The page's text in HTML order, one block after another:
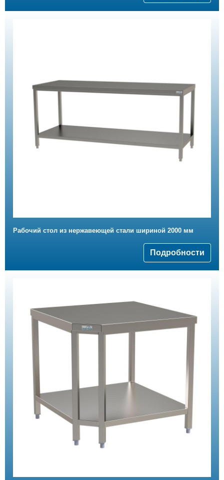
Рабочий стол из нержавеющей стали шириной 2000 мм
Подробности